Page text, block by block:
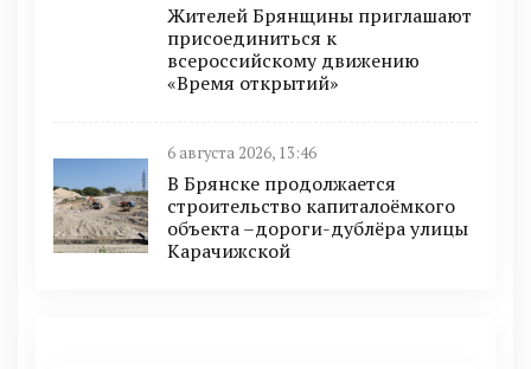
Жителей Брянщины приглашают
присоединиться к
всероссийскому движению
«Время открытий»
6 августа 2026, 13:46
В Брянске продолжается
строительство капиталоёмкого
объекта –дороги-дублёра улицы
Карачижской